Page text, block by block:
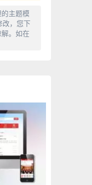
主题模
改，您下
。如在